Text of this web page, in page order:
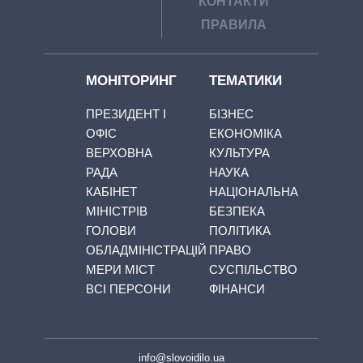
ПРАВИЛА
МОНІТОРИНГ
ПРЕЗИДЕНТ І
ОФІС
ВЕРХОВНА
РАДА
КАБІНЕТ
МІНІСТРІВ
ГОЛОВИ
ОБЛАДМІНІСТРАЦІЙ
МЕРИ МІСТ
ВСІ ПЕРСОНИ
ТЕМАТИКИ
БІЗНЕС
ЕКОНОМІКА
КУЛЬТУРА
НАУКА
НАЦІОНАЛЬНА
БЕЗПЕКА
ПОЛІТИКА
ПРАВО
СУСПІЛЬСТВО
ФІНАНСИ
info@slovoidilo.ua